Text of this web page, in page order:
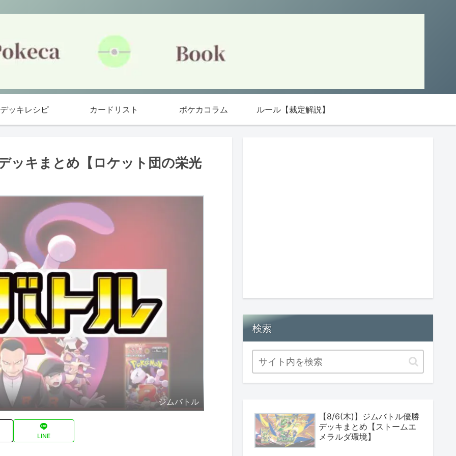
デッキレシピ カードリスト ポケカコラム ルール【裁定解説】
ッキまとめ【ロケット団の栄光
ジムバトル
LINE
検索
【8/6(木)】ジムバトル優勝
デッキまとめ【ストームエ
メラルダ環境】